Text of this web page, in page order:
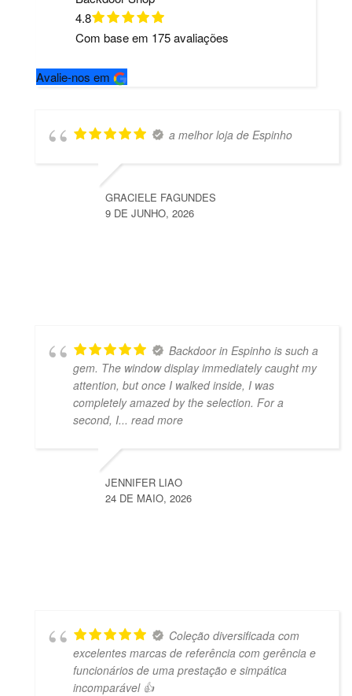
4.8
Com base em 175avaliações
Avalie-nos em
a melhor loja de Espinho
GRACIELE FAGUNDES
9 DE JUNHO, 2026
Backdoor in Espinho is such a
gem. The window display immediately caught my
attention, but once I walked inside, I was
completely amazed by the selection. For a
second, I... read more
JENNIFER LIAO
24 DE MAIO, 2026
Coleção diversificada com
excelentes marcas de referência com gerência e
funcionários de uma prestação e simpática
incomparável 👍